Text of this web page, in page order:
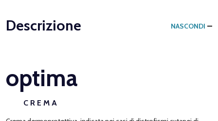
Descrizione NASCONDI
optima
C R E M A